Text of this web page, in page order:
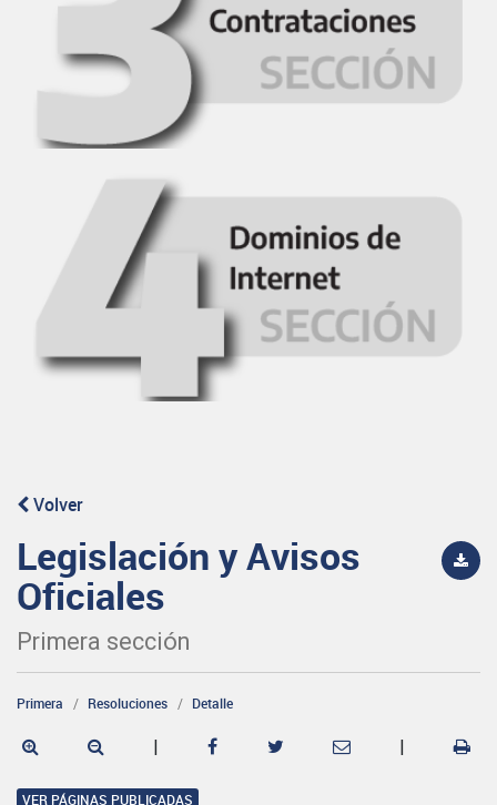
Volver
Legislación y Avisos
Oficiales
Primera sección
Primera Resoluciones Detalle
| |
VER PÁGINAS PUBLICADAS